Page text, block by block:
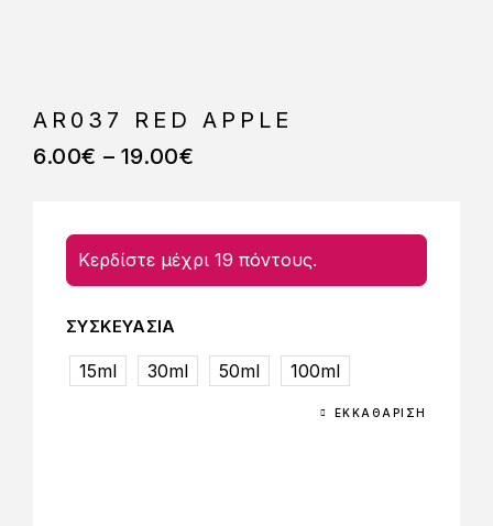
AR037 RED APPLE
6.00€ – 19.00€
Κερδίστε μέχρι 19 πόντους.
ΣΥΣΚΕΥΑΣΙΑ
15ml 30ml 50ml 100ml
ΕΚΚΑΘΆΡΙΣΗ